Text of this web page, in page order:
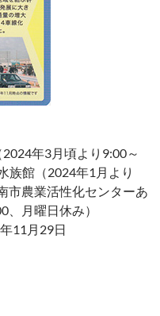
年3月頃より9:00～
族館（2024年1月より
市農業活性化センターあ
月曜日休み）
11月29日